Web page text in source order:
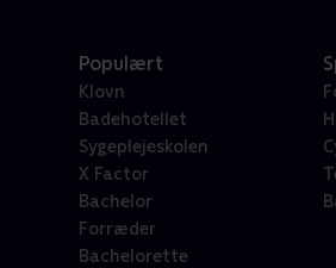
Populært
Klovn
Badehotellet
Sygeplejeskolen
X Factor
Bachelor
Forræder
Bachelorette